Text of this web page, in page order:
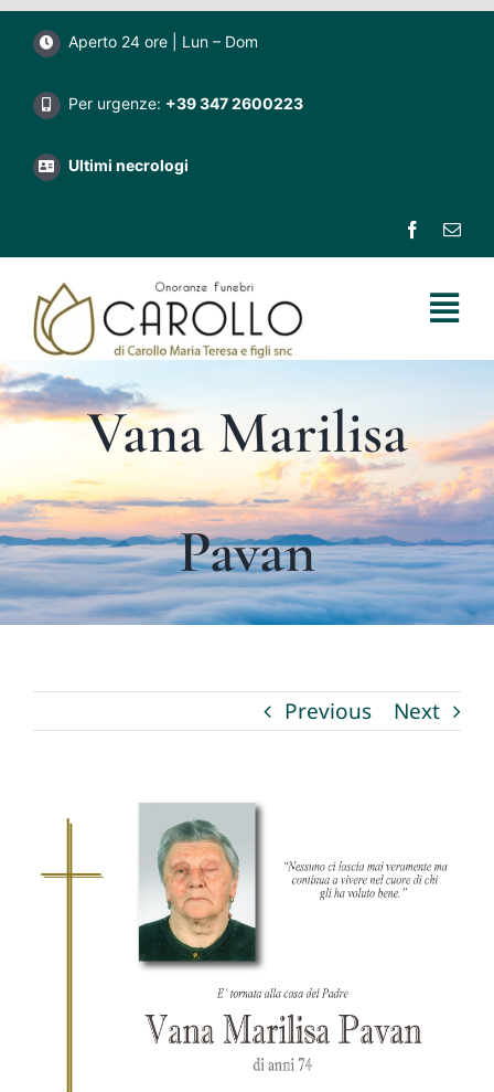
Salta
contenuto
Aperto 24 ore | Lun – Dom
Per urgenze: +39 347 2600223
Ultimi necrologi
Home
Impresa funebre Carollo
I nostri servizi
La Fioreria
Vana Marilisa
Pavan
Previous Next